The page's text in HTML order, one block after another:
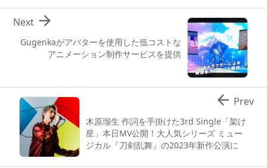
Gugenkaがアバターを使用した低コストな
アニメーション制作サービスを提供

Next
木原瑠生 作詞を手掛けた3rd Single「架け
星」本日MV公開！大人気シリーズ ミュー
ジカル『刀剣乱舞』の2023年新作公演に
 Prev